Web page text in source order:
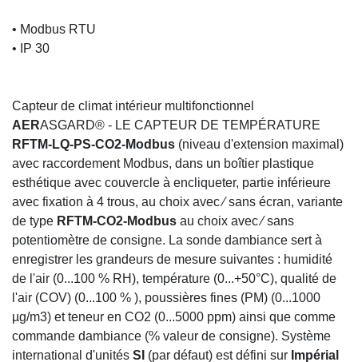
• Modbus RTU
• IP 30
Capteur de climat intérieur multifonctionnel
AERASGARD® - LE CAPTEUR DE TEMPÉRATURE
RFTM-LQ-PS-CO2-Modbus(niveau d'extension
maximal) avec raccordement Modbus, dans un boîtier
plastique esthétique avec couvercle à encliqueter,
partie inférieure avec fixation à 4 trous, au choix avec
⁄ sans écran, variante de type RFTM-CO2-Modbus
choix avec ⁄ sans potentiomètre de consigne. La sonde
dambiance sert à enregistrer les grandeurs de mesure
suivantes : humidité de l'air (0...100 % RH),
température (0...+50°C), qualité de l'air (COV) (0...100
% ), poussières fines (PM) (0...1000 µg/m3) et teneur
en CO2 (0...5000 ppm) ainsi que comme commande
dambiance (% valeur de consigne). Système